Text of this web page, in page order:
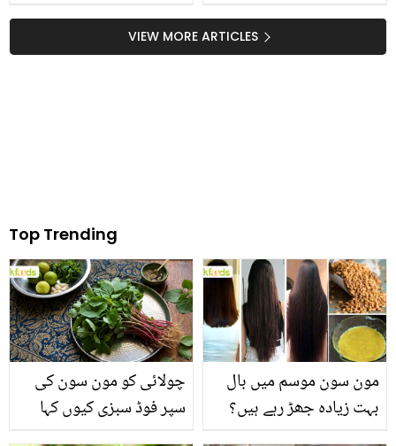
کھول دیتی ہے، جانیے اس
کی جھریاں دور کرنےکا
VIEW MORE ARTICLES
Top Trending
چولائی کو مون سون کی
سپر فوڈ سبزی کیوں کہا
مون سون موسم میں بال
بہت زیادہ جھڑ رہے ہیں؟